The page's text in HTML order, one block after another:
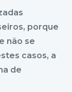
porque
não se
casos, a
de